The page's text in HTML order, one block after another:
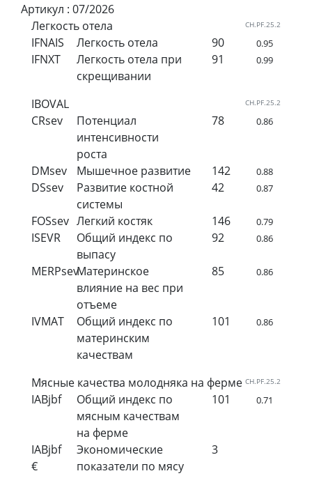
Артикул : 07/2026
Легкость отела
CH.PF.25.2
IFNAIS Легкость отела 90 0.95
IFNXT
Легкость отела при
скрещивании
91 0.99
IBOVAL CH.PF.25.2
CRsev
Потенциал
интенсивности
роста
78 0.86
DMsev Мышечное развитие 142 0.88
DSsev
Pазвитие костной
системы
42 0.87
FOSsev Легкий костяк 146 0.79
ISEVR
Общий индекс по
выпасу
92 0.86
MERPsevМатеринское
влияние на вес при
отъеме
85 0.86
IVMAT
Общий индекс по
материнским
качествам
101 0.86
Мясные качества молодняка на ферме CH.PF.25.2
IABjbf
Общий индекс по
мясным качествам
на ферме
101 0.71
IABjbf
€
Экономические
показатели по мясу
3